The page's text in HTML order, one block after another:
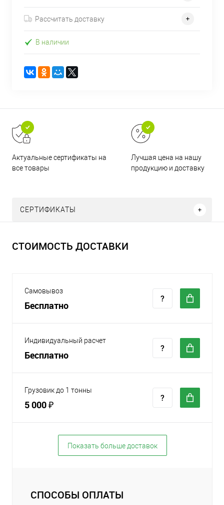
Рассчитать доставку
В наличии
Актуальные сертификаты на
все товары
Лучшая цена на нашу
продукцию и доставку
СЕРТИФИКАТЫ
СТОИМОСТЬ ДОСТАВКИ
Самовывоз
Бесплатно
Индивидуальный расчет
Бесплатно
Грузовик до 1 тонны
5 000 ₽
Показать больше доставок
СПОСОБЫ ОПЛАТЫ